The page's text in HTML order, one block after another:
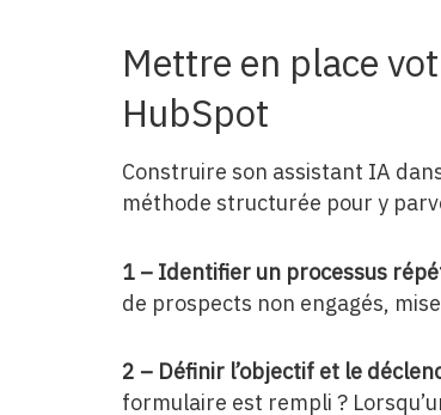
Mettre en place
HubSpot
Construire son assistant IA
méthode structurée pour y
1 – Identifier un processus
de prospects non engagés,
2 – Définir l’objectif et le
formulaire est rempli ?